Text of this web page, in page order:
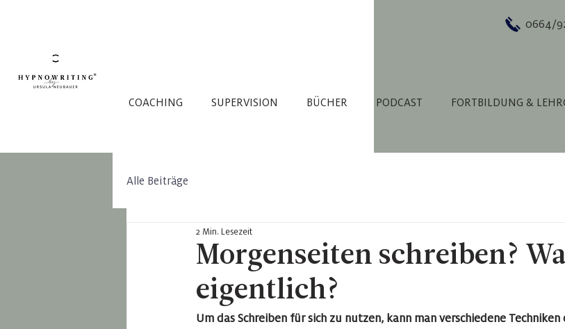
0664/
COACHING SUPERVISION BÜCHER PODCAST FORTBILDUNG &
Alle Beiträge
Morgenseiten schreiben?
eigentlich?
2 Min. Lesezeit
Um das Schreiben für sich zu nutzen, kann man verschiedene